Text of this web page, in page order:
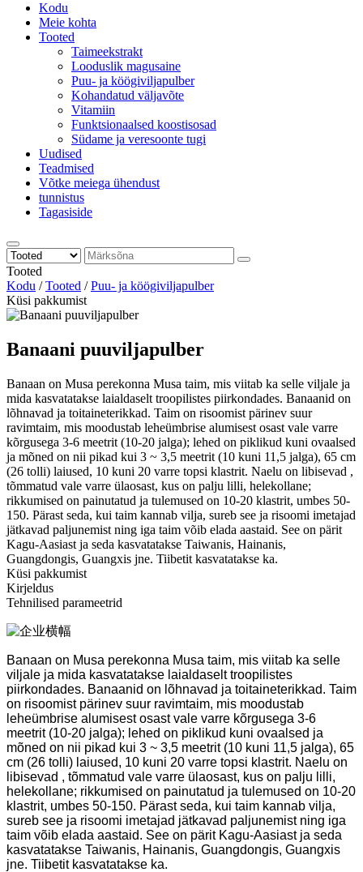
Kodu
Meie kohta
Tooted
Taimeekstrakt
Looduslik magusaine
Puu- ja köögiviljapulber
Kohandatud väljavõte
Vitamiin
Funktsionaalsed koostisosad
Südame ja veresoonte tugi
Uudised
Teadmised
Võtke meiega ühendust
tunnistus
Tagasiside
Tooted
Kodu /Tooted /Puu- ja köögiviljapulber
Küsi pakkumist
Banaani puuviljapulber
Banaan on Musa perekonna Musa taim, mis viitab ka selle viljale ja
mida kasvatatakse laialdaselt troopilistes piirkondades. Banaanid on
lõhnavad ja toitaineterikkad. Taim on risoomist pärinev suur
ravimtaim, mis moodustab leheümbrise alumisest osast vale varre
kõrgusega 3-6 meetrit (10-20 jalga); lehed on piklikud kuni ovaalsed
ja mõned on nii pikad kui 3 ~ 3,5 meetrit (10 kuni 11,5 jalga), 65 cm
(26 tolli) laiused, 10 kuni 20 varre topsi klastrit. Naelu on libisevad ,
tõmmatud vale varre ülaosast, kus on palju lilli, helekollane;
rikkumised on painutatud ja tulemused on 10-20 klastrit, umbes 50-
150. Pärast seda, kui taim kannab vilja, sureb see ja risoomi imetajad
jätkavad paljunemist ning iga taim võib elada aastaid. See on pärit
Kagu-Aasiast ja seda kasvatatakse Taiwanis, Hainanis,
Guangdongis, Guangxis jne. Tiibetit kasvatatakse ka.
Küsi pakkumist
Kirjeldus
Tehnilised parameetrid
Banaan on Musa perekonna Musa taim, mis viitab ka selle
viljale ja mida kasvatatakse laialdaselt troopilistes
piirkondades. Banaanid on lõhnavad ja toitaineterikkad. Taim
on risoomist pärinev suur ravimtaim, mis moodustab
leheümbrise alumisest osast vale varre kõrgusega 3-6
meetrit (10-20 jalga); lehed on piklikud kuni ovaalsed ja
mõned on nii pikad kui 3 ~ 3,5 meetrit (10 kuni 11,5 jalga), 65
cm (26 tolli) laiused, 10 kuni 20 varre topsi klastrit. Naelu on
libisevad , tõmmatud vale varre ülaosast, kus on palju lilli,
helekollane; rikkumised on painutatud ja tulemused on 10-20
klastrit, umbes 50-150. Pärast seda, kui taim kannab vilja,
sureb see ja risoomi imetajad jätkavad paljunemist ning iga
taim võib elada aastaid. See on pärit Kagu-Aasiast ja seda
kasvatatakse Taiwanis, Hainanis, Guangdongis, Guangxis
jne. Tiibetit kasvatatakse ka.